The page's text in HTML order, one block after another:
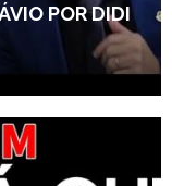
POR DIDI